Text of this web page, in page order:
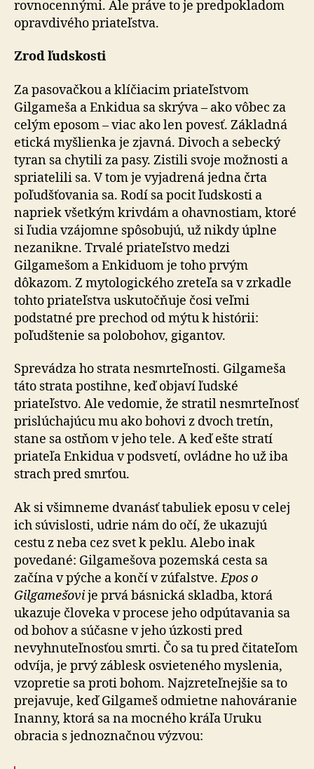
rovnocennými. Ale práve to je predpokladom
opravdivého priateľstva.
Zrod ľudskosti
Za pasovačkou a klíčiacim priateľstvom
Gilgameša a Enkidua sa skrýva – ako vôbec za
celým eposom – viac ako len povesť. Základná
etická myšlienka je zjavná. Divoch a sebecký
tyran sa chytili za pasy. Zistili svoje možnosti a
spriatelili sa. V tom je vyjadrená jedna črta
poľudšťovania sa. Rodí sa pocit ľudskosti a
napriek všetkým krivdám a ohavnostiam, ktoré
si ľudia vzájomne spôsobujú, už nikdy úplne
nezanikne. Trvalé priateľstvo medzi
Gilgamešom a Enkiduom je toho prvým
dôkazom. Z mytologického zreteľa sa v zrkadle
tohto priateľstva uskutočňuje čosi veľmi
podstatné pre prechod od mýtu k histórii:
poľudštenie sa polobohov, gigantov.
Sprevádza ho strata nesmrteľnosti. Gilgameša
táto strata postihne, keď objaví ľudské
priateľstvo. Ale vedomie, že stratil nesmrteľnosť
prislúchajúcu mu ako bohovi z dvoch tretín,
stane sa ostňom v jeho tele. A keď ešte stratí
priateľa Enkidua v podsvetí, ovládne ho už iba
strach pred smrťou.
Ak si všimneme dvanásť tabuliek eposu v celej
ich súvislosti, udrie nám do očí, že ukazujú
cestu z neba cez svet k peklu. Alebo inak
povedané: Gilgamešova pozemská cesta sa
začína v pýche a končí v zúfalstve.Epos o
Gilgamešovije prvá básnická skladba, ktorá
ukazuje človeka v procese jeho odpútavania sa
od bohov a súčasne v jeho úzkosti pred
nevyhnuteľnosťou smrti. Čo sa tu pred čitateľom
odvíja, je prvý záblesk osvieteného myslenia,
vzopretie sa proti bohom. Najzreteľnejšie sa to
prejavuje, keď Gilgameš odmietne nahováranie
Inanny, ktorá sa na mocného kráľa Uruku
obracia s jednoznačnou výzvou: